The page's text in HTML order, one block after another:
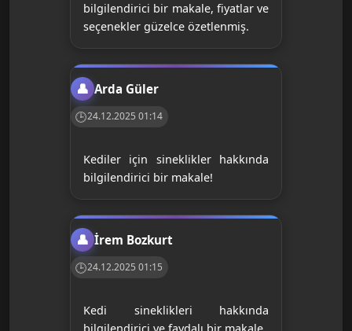
bilgilendirici bir makale, fiyatlar ve
seçenekler güzelce özetlenmiş.
Arda Güler
24.12.2025 01:14
Kediler için sineklikler hakkında
bilgilendirici bir makale!
İrem Bozkurt
24.12.2025 01:15
Kedi sineklikleri hakkında
bilgilendirici ve faydalı bir makale.